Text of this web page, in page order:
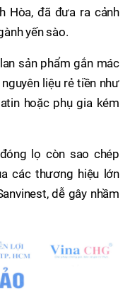
Hòa, đã đưa ra cảnh
yến sào.
sản phẩm gắn mác
liệu rẻ tiền như
hoặc phụ gia kém
lọ còn sao chép
các thương hiệu lớn
dễ gây nhầm